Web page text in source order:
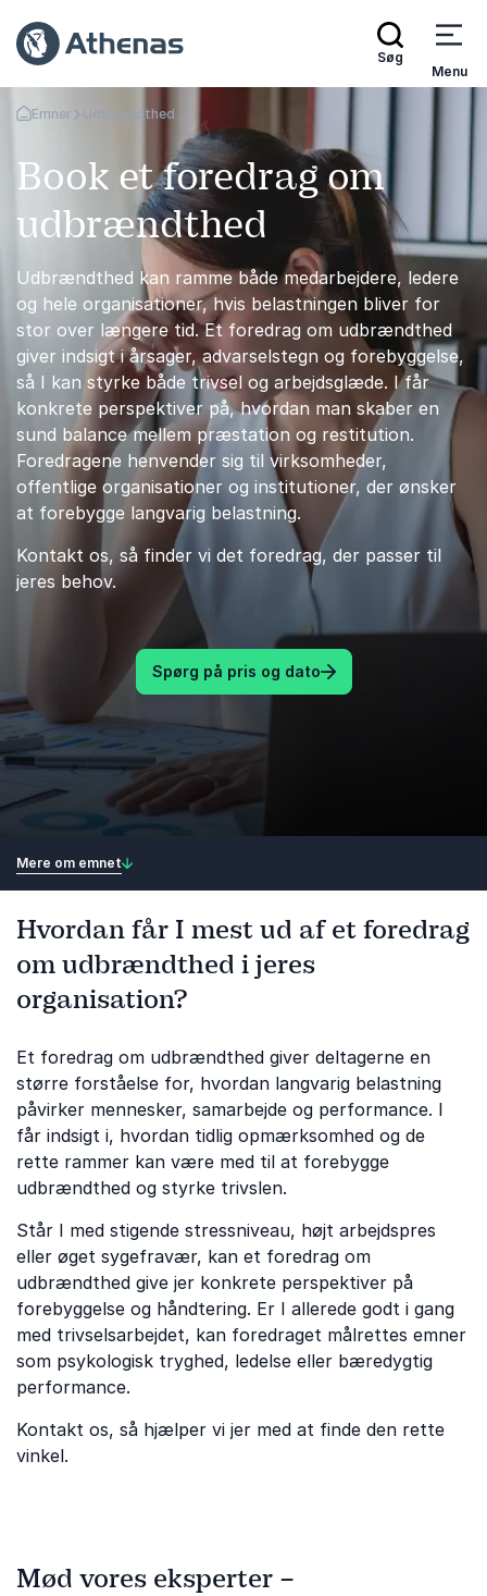
Søg
Menu
Tilbage til forsiden
Emner Udbrændthed
Book et foredrag om
udbrændthed
Udbrændthed kan ramme både medarbejdere, ledere
og hele organisationer, hvis belastningen bliver for
stor over længere tid. Et foredrag om udbrændthed
giver indsigt i årsager, advarselstegn og forebyggelse,
så I kan styrke både trivsel og arbejdsglæde. I får
konkrete perspektiver på, hvordan man skaber en
sund balance mellem præstation og restitution.
Foredragene henvender sig til virksomheder,
offentlige organisationer og institutioner, der ønsker
at forebygge langvarig belastning.
Kontakt os, så finder vi det foredrag, der passer til
jeres behov.
Spørg på pris og dato
Mere om emnet
Hvordan får I mest ud af et foredrag
om udbrændthed i jeres
organisation?
Et foredrag om udbrændthed giver deltagerne en
større forståelse for, hvordan langvarig belastning
påvirker mennesker, samarbejde og performance. I
får indsigt i, hvordan tidlig opmærksomhed og de
rette rammer kan være med til at forebygge
udbrændthed og styrke trivslen.
Står I med stigende stressniveau, højt arbejdspres
eller øget sygefravær, kan et foredrag om
udbrændthed give jer konkrete perspektiver på
forebyggelse og håndtering. Er I allerede godt i gang
med trivselsarbejdet, kan foredraget målrettes emner
som psykologisk tryghed, ledelse eller bæredygtig
performance.
Kontakt os, så hjælper vi jer med at finde den rette
vinkel.
Mød vores eksperter –